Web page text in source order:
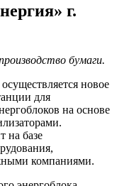
г.
бумаги.
новое
для
на основе
на базе
компаниями.